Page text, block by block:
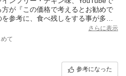
方が『この価格で考えるとお勧めで
参考に、食べ残しをする事が多少
柴犬に、為しに近所の店舗で2?入り
ぜてみたところ、食いつきも良く
みな感じに驚きました、初めてフ
少し小粒過ぎる感じを覚えました
臭みがなく、便の様子も良好、500g
ころも酸化の心配もなく、更に近所
さらに表示
て
参考になった